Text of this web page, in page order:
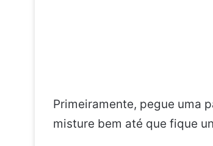
Primeiramente, pegue uma
misture bem até que fique